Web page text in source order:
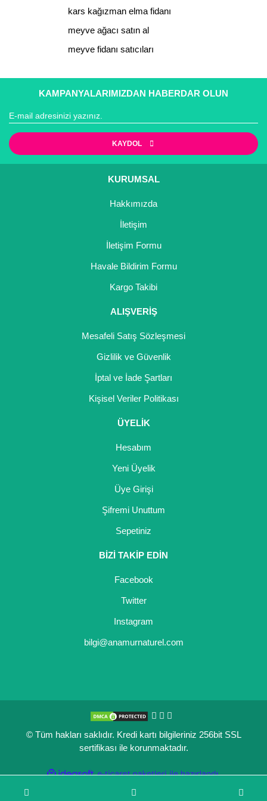
kars kağızman elma fidanı
meyve ağacı satın al
meyve fidanı satıcıları
KAMPANYALARIMIZDAN HABERDAR OLUN
KAYDOL
KURUMSAL
Hakkımızda
İletişim
İletişim Formu
Havale Bildirim Formu
Kargo Takibi
ALIŞVERİŞ
Mesafeli Satış Sözleşmesi
Gizlilik ve Güvenlik
İptal ve İade Şartları
Kişisel Veriler Politikası
ÜYELİK
Hesabım
Yeni Üyelik
Üye Girişi
Şifremi Unuttum
Sepetiniz
BİZİ TAKİP EDİN
Facebook
Twitter
Instagram
bilgi@anamurnaturel.com
© Tüm hakları saklıdır. Kredi kartı bilgileriniz 256bit SSL
sertifikası ile korunmaktadır.
ideasoft
e-
ile